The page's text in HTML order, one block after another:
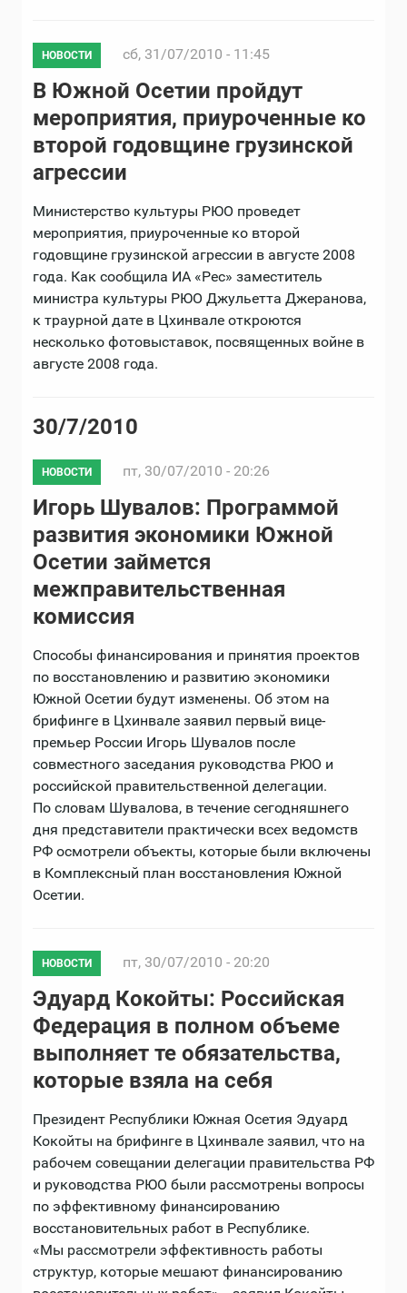
НОВОСТИ сб, 31/07/2010 - 11:45
В Южной Осетии пройдут
мероприятия, приуроченные ко
второй годовщине грузинской
агрессии
Министерство культуры РЮО проведет
мероприятия, приуроченные ко второй
годовщине грузинской агрессии в августе 2008
года. Как сообщила ИА «Рес» заместитель
министра культуры РЮО Джульетта Джеранова,
к траурной дате в Цхинвале откроются
несколько фотовыставок, посвященных войне в
августе 2008 года.
30/7/2010
НОВОСТИ пт, 30/07/2010 - 20:26
Игорь Шувалов: Программой
развития экономики Южной
Осетии займется
межправительственная
комиссия
Способы финансирования и принятия проектов
по восстановлению и развитию экономики
Южной Осетии будут изменены. Об этом на
брифинге в Цхинвале заявил первый вице-
премьер России Игорь Шувалов после
совместного заседания руководства РЮО и
российской правительственной делегации.
По словам Шувалова, в течение сегодняшнего
дня представители практически всех ведомств
РФ осмотрели объекты, которые были включены
в Комплексный план восстановления Южной
Осетии.
НОВОСТИ пт, 30/07/2010 - 20:20
Эдуард Кокойты: Российская
Федерация в полном объеме
выполняет те обязательства,
которые взяла на себя
Президент Республики Южная Осетия Эдуард
Кокойты на брифинге в Цхинвале заявил, что на
рабочем совещании делегации правительства РФ
и руководства РЮО были рассмотрены вопросы
по эффективному финансированию
восстановительных работ в Республике.
«Мы рассмотрели эффективность работы
структур, которые мешают финансированию